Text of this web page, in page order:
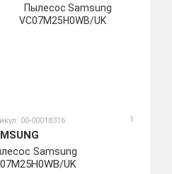
00-00018316 1
Samsung
UK